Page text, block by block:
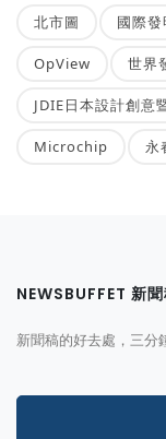
北市圖 國際發
OpView 世界
JDIE日本設計創意
Microchip 永
NEWSBUFFET 新
新聞稿的好去處，三分